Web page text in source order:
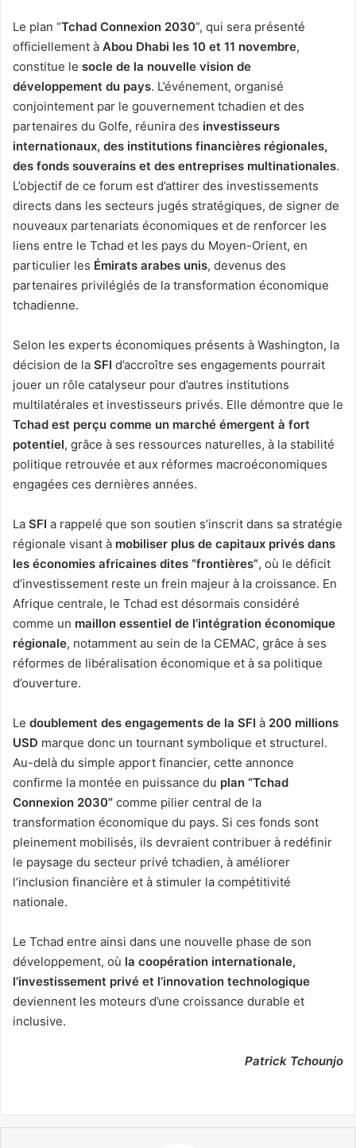
Le plan “Tchad Connexion 2030”, qui sera présenté
officiellement à Abou Dhabi les 10 et 11 novembre,
constitue le socle de la nouvelle vision de
développement du pays. L’événement, organisé
conjointement par le gouvernement tchadien et des
partenaires du Golfe, réunira des investisseurs
internationaux, des institutions financières régionales,
des fonds souverains et des entreprises multinationales.
L’objectif de ce forum est d’attirer des investissements
directs dans les secteurs jugés stratégiques, de signer de
nouveaux partenariats économiques et de renforcer les
liens entre le Tchad et les pays du Moyen-Orient, en
particulier les Émirats arabes unis, devenus des
partenaires privilégiés de la transformation économique
tchadienne.
Selon les experts économiques présents à Washington, la
décision de la SFI d’accroître ses engagements pourrait
jouer un rôle catalyseur pour d’autres institutions
multilatérales et investisseurs privés. Elle démontre que le
Tchad est perçu comme un marché émergent à fort
potentiel, grâce à ses ressources naturelles, à la stabilité
politique retrouvée et aux réformes macroéconomiques
engagées ces dernières années.
La SFI a rappelé que son soutien s’inscrit dans sa stratégie
régionale visant à mobiliser plus de capitaux privés dans
les économies africaines dites “frontières”, où le déficit
d’investissement reste un frein majeur à la croissance. En
Afrique centrale, le Tchad est désormais considéré
comme un maillon essentiel de l’intégration économique
régionale, notamment au sein de la CEMAC, grâce à ses
réformes de libéralisation économique et à sa politique
d’ouverture.
Le doublement des engagements de la SFI à 200 millions
USD marque donc un tournant symbolique et structurel.
Au-delà du simple apport financier, cette annonce
confirme la montée en puissance du plan “Tchad
Connexion 2030” comme pilier central de la
transformation économique du pays. Si ces fonds sont
pleinement mobilisés, ils devraient contribuer à redéfinir
le paysage du secteur privé tchadien, à améliorer
l’inclusion financière et à stimuler la compétitivité
nationale.
Le Tchad entre ainsi dans une nouvelle phase de son
développement, où la coopération internationale,
l’investissement privé et l’innovation technologique
deviennent les moteurs d’une croissance durable et
inclusive.
Patrick Tchounjo